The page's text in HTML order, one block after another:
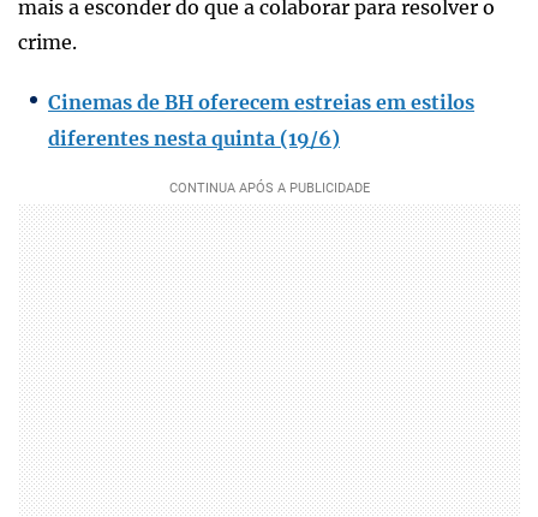
mais a esconder do que a colaborar para resolver o
crime.
Cinemas de BH oferecem estreias em estilos
diferentes nesta quinta (19/6)